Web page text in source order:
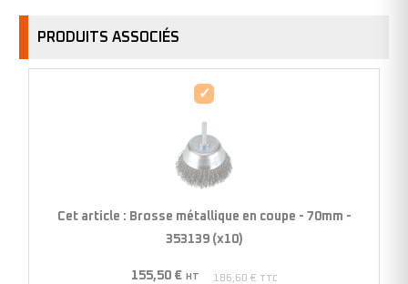
PRODUITS ASSOCIÉS
Brosse
en
coupe
-
(x10)
Cet article : Brosse métallique en coupe - 70mm -
353139 (x10)
155,50 € HT 186,60 €